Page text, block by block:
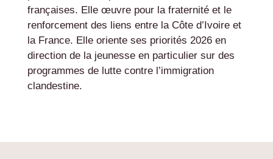
françaises. Elle œuvre pour la fraternité et le
renforcement des liens entre la Côte d’Ivoire et
la France. Elle oriente ses priorités 2026 en
direction de la jeunesse en particulier sur des
programmes de lutte contre l’immigration
clandestine.